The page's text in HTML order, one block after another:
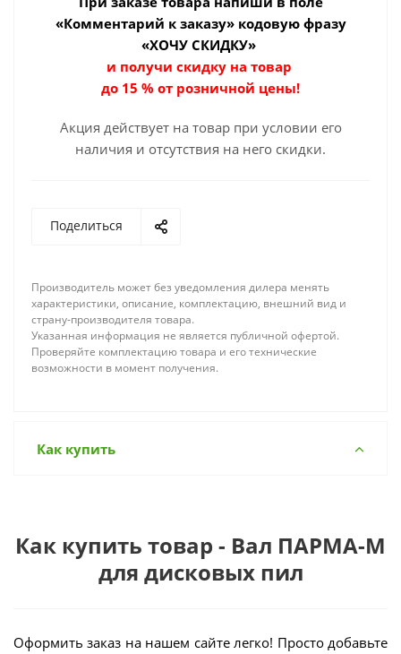
«Комментарий к заказу» кодовую фразу
«ХОЧУ СКИДКУ»
и получи скидку на товар
до 15 % от розничной цены!
Акция действует на товар при условии его
наличия и отсутствия на него скидки.
Поделиться
Производитель может без уведомления дилера менять
характеристики, описание, комплектацию, внешний вид и
страну-производителя товара.
Указанная информация не является публичной офертой.
Проверяйте комплектацию товара и его технические
возможности в момент получения.
Как купить
Как купить товар - Вал ПАРМА-М
для дисковых пил
Оформить заказ на нашем сайте легко! Просто добавьте